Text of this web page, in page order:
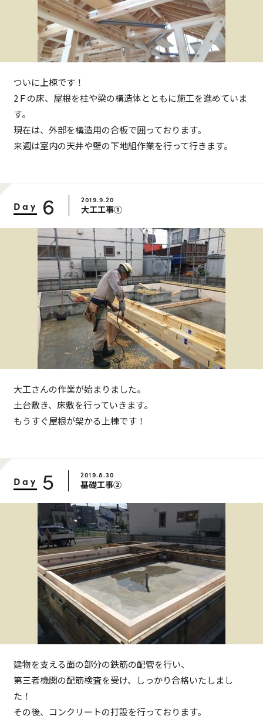
ついに上棟です！
2Ｆの床、屋根を柱や梁の構造体とともに施工を進めていま
す。
現在は、外部を構造用の合板で囲っております。
来週は室内の天井や壁の下地組作業を行って行きます。
Day 6 2019.9.20
大工工事①
大工さんの作業が始まりました。
土台敷き、床敷を行っていきます。
もうすぐ屋根が架かる上棟です！
Day 5 2019.8.30
基礎工事②
建物を支える面の部分の鉄筋の配管を行い、
第三者機関の配筋検査を受け、しっかり合格いたしまし
た！
その後、コンクリートの打設を行っております。